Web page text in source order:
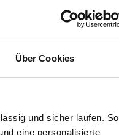
Über Cookies
und sicher laufen. So
eine personalisierte
© Audi